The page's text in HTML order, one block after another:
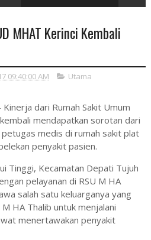
MHAT Kerinci Kembali
09:40:00 AM Utama
dari Rumah Sakit Umum
mendapatkan sorotan dari
medis di rumah sakit plat
penyakit pasien.
Tinggi, Kecamatan Depati Tujuh
pelayanan di RSU M HA
salah satu keluarganya yang
HA Thalib untuk menjalani
menertawakan penyakit